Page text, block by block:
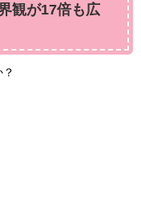
観が17倍も広